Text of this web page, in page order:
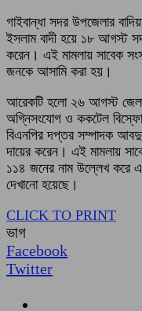
গাইবান্ধা সদর উপজেলার
ইসলাম বাদী হয়ে ১৮ আগস্ট
করেন। এই মামলায় সাবেক
জনকে আসামি করা হয়।
আরেকটি হলো ২৬ আগস্ট জেলা
অগ্নিসংযোগ ও ককটেল
বিএনপির দপ্তর সম্পাদক
দায়ের করেন। এই মামলায়
১১৪ জনের নাম উল্লেখ করে
দেখানো হয়েছে।
CLICK TO PRINT
ভাগ
Facebook
Twitter